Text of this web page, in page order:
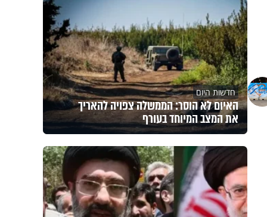
חדשות היום
האיום לא הוסר: הממשלה צפויה להאריך
את המצב המיוחד בעורף